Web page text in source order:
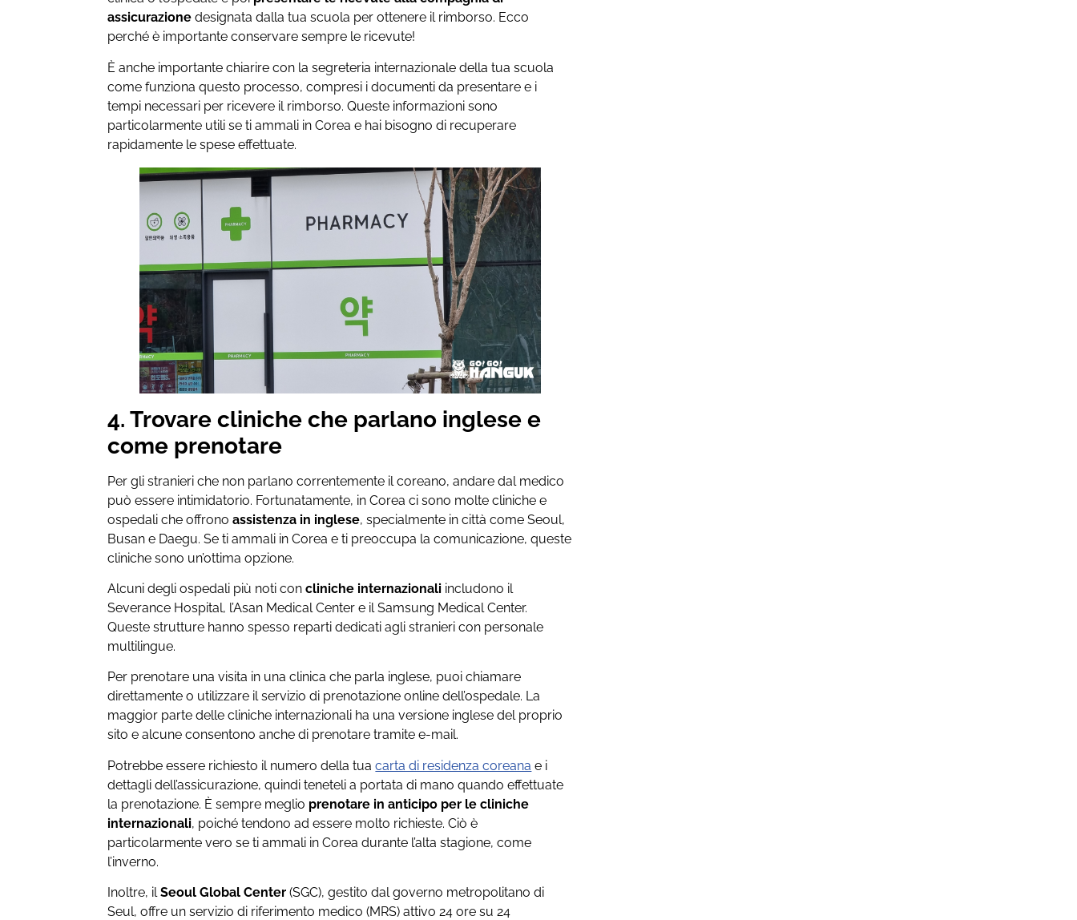
assicurazionedesignata dalla tua scuola per ottenere il rimborso. Ecco
perché è importante conservare sempre le ricevute!
È anche importante chiarire con la segreteria internazionale della tua scuola
come funziona questo processo, compresi i documenti da presentare e i
tempi necessari per ricevere il rimborso. Queste informazioni sono
particolarmente utili se ti ammali in Corea e hai bisogno di recuperare
rapidamente le spese effettuate.
4. Trovare cliniche che parlano inglese e
come prenotare
Per gli stranieri che non parlano correntemente il coreano, andare dal medico
può essere intimidatorio. Fortunatamente, in Corea ci sono molte cliniche e
ospedali che offrono assistenza in inglese, specialmente in città come Seoul,
Busan e Daegu. Se ti ammali in Corea e ti preoccupa la comunicazione, queste
cliniche sono un’ottima opzione.
Alcuni degli ospedali più noti concliniche internazionali includono il
Severance Hospital, l’Asan Medical Center e il Samsung Medical Center.
Queste strutture hanno spesso reparti dedicati agli stranieri con personale
multilingue.
Per prenotare una visita in una clinica che parla inglese, puoi chiamare
direttamente o utilizzare il servizio di prenotazione online dell’ospedale. La
maggior parte delle cliniche internazionali ha una versione inglese del proprio
sito e alcune consentono anche di prenotare tramite e-mail.
Potrebbe essere richiesto il numero della tuacarta di residenza coreana e i
dettagli dell’assicurazione, quindi teneteli a portata di mano quando effettuate
la prenotazione. È sempre meglio prenotare in anticipo per le cliniche
internazionali, poiché tendono ad essere molto richieste. Ciò è
particolarmente vero se ti ammali in Corea durante l’alta stagione, come
l’inverno.
Inoltre, ilSeoul Global Center (SGC), gestito dal governo metropolitano di
Seul, offre un servizio di riferimento medico (MRS) attivo 24 ore su 24